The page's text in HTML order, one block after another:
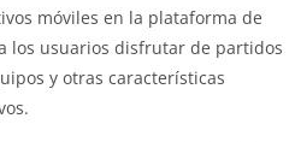
móviles en la plataforma de
los usuarios disfrutar de partidos
y otras características